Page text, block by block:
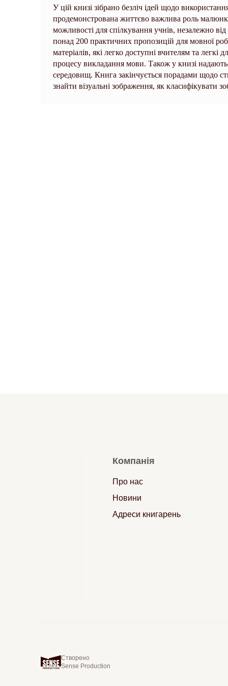
У цій книзі зібрано безліч ідей щодо
продемонстрована життєво важлива роль
можливості для спілкування учнів, незалежно
понад 200 практичних пропозицій для мовної
матеріалів, які легко доступні вчителям та
процесу викладання мови. Також у книзі
середовищ. Книга закінчується порадами щодо
знайти візуальні зображення, як класифікувати
Компанія
Про нас
Новини
Адреси книгарень
Створено
Sense Production